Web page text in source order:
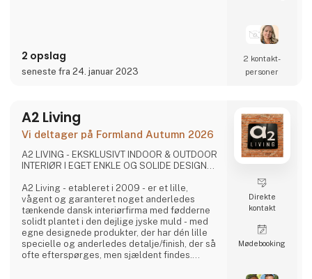
har rodfæste i dansk design og kvalitet.
2 opslag
seneste fra 24. januar 2023
2 kontakt­
personer
A2 Living
Vi deltager på Formland Autumn 2026
A2 LIVING - EKSKLUSIVT INDOOR & OUTDOOR
INTERIØR I EGET ENKLE OG SOLIDE DESIGN...
A2 Living - etableret i 2009 - er et lille,
vågent og garanteret noget anderledes
tænkende dansk interiørfirma med fødderne
solidt plantet i den dejlige jyske muld - med
egne designede produkter, der har dén lille
specielle og anderledes detalje/finish, der så
ofte efterspørges, men sjældent findes.
Direkte
kontakt
Møde­booking